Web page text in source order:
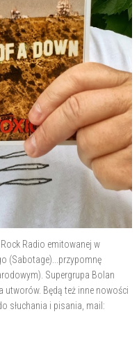
Radio emitowanej w
(Sabotage)...przypomnę
Supergrupa Bolan
utworów. Będą też inne nowości
słuchania i pisania, mail: